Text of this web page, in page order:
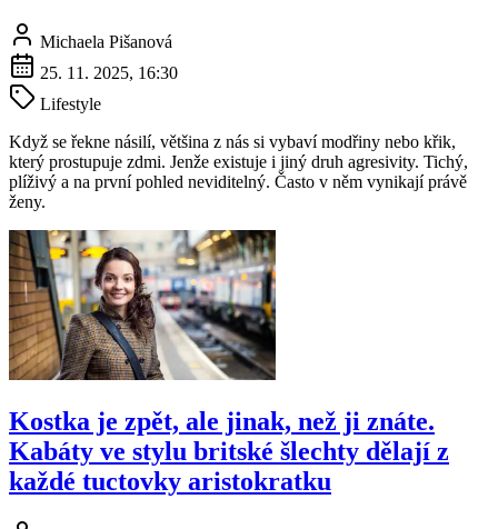
Michaela Pišanová
25. 11. 2025, 16:30
Lifestyle
Když se řekne násilí, většina z nás si vybaví modřiny nebo křik,
který prostupuje zdmi. Jenže existuje i jiný druh agresivity. Tichý,
plíživý a na první pohled neviditelný. Často v něm vynikají právě
ženy.
Kostka je zpět, ale jinak, než ji znáte.
Kabáty ve stylu britské šlechty dělají z
každé tuctovky aristokratku